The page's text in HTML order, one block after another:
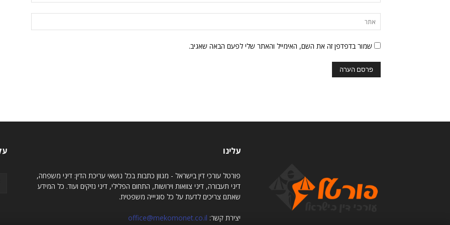
שמור בדפדפן זה את השם, האימייל והאתר שלי לפעם הבאה שאגיב.
עלינו
פורטל עורכי דין בישראל - מגוון כתבות בכל נושאי עריכת הדין: דיני משפחה,
דיני תעבורה, דיני צוואות וירושות, התחום הפלילי, דיני נזיקים ועוד. כל המידע
שאתם צריכים לדעת על כל סוגיייה משפטית.
יצירת קשר: office@mekomonet.co.il